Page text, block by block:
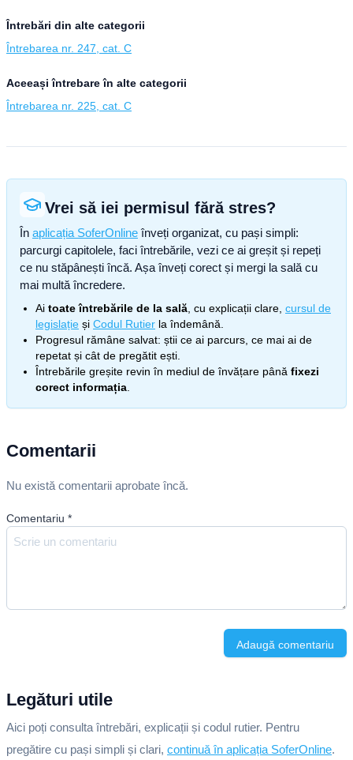
Întrebări din alte categorii
Întrebarea nr. 247, cat. C
Aceeași întrebare în alte categorii
Întrebarea nr. 225, cat. C
Vrei să iei permisul fără stres?
În aplicația SoferOnline înveți organizat, cu pași simpli:
parcurgi capitolele, faci întrebările, vezi ce ai greșit și repeți
ce nu stăpânești încă. Așa înveți corect și mergi la sală cu
mai multă încredere.
Ai toate întrebările de la sală , cu explicații clare, cursul de
legislație și Codul Rutier la îndemână.
Progresul rămâne salvat: știi ce ai parcurs, ce mai ai de
repetat și cât de pregătit ești.
Întrebările greșite revin în mediul de învățare până fixezi
corect informația
Comentarii
Nu există comentarii aprobate încă.
Comentariu *
Adaugă comentariu
Legături utile
Aici poți consulta întrebări, explicații și codul rutier. Pentru
pregătire cu pași simpli și clari, continuă în aplicația SoferOnline.